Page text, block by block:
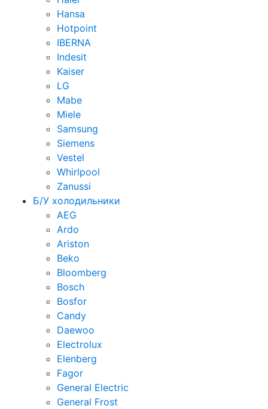
Hansa
Hotpoint
IBERNA
Indesit
Kaiser
LG
Mabe
Miele
Samsung
Siemens
Vestel
Whirlpool
Zanussi
Б/У холодильники
AEG
Ardo
Ariston
Beko
Bloomberg
Bosch
Bosfor
Candy
Daewoo
Electrolux
Elenberg
Fagor
General Electric
General Frost